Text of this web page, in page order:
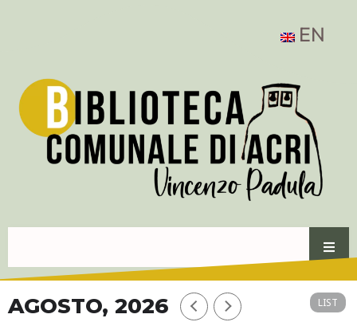
EN
LIST
AGOSTO, 2026